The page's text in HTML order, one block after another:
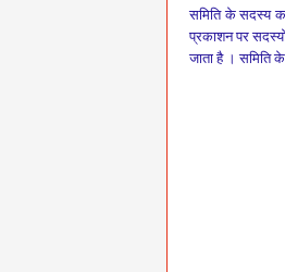
समिति के सदस्‍य
प्रकाशन पर
जाता है ।समिति